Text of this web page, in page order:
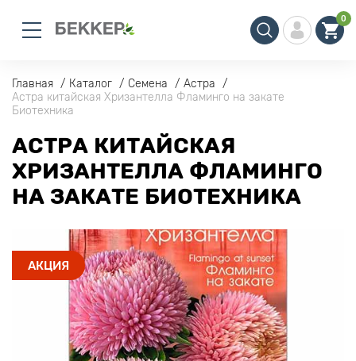
0
Главная Каталог Семена
Астра
Астра китайская Хризантелла Фламинго на закате
Биотехника
АСТРА КИТАЙСКАЯ
ХРИЗАНТЕЛЛА ФЛАМИНГО
НА ЗАКАТЕ БИОТЕХНИКА
АКЦИЯ